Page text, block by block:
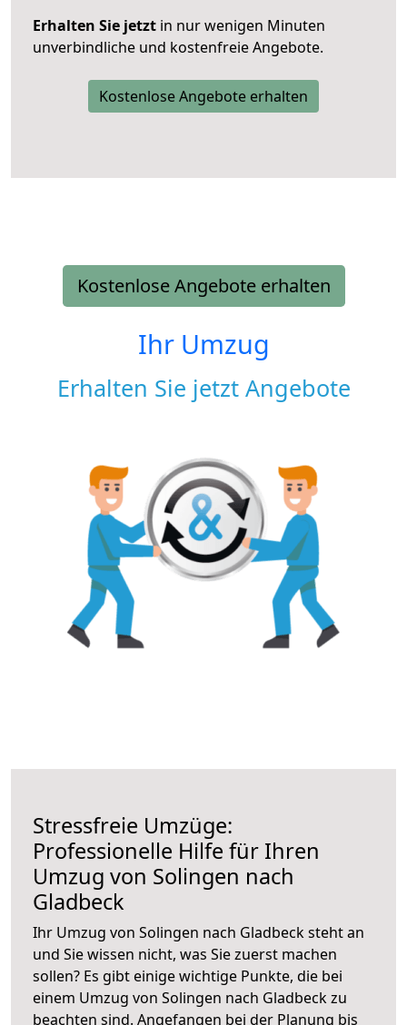
Erhalten Sie jetzt in nur wenigen Minuten
unverbindliche und kostenfreie Angebote.
Kostenlose Angebote erhalten
Kostenlose Angebote erhalten
Ihr Umzug
Erhalten Sie jetzt Angebote
Stressfreie Umzüge:
Professionelle Hilfe für Ihren
Umzug von Solingen nach
Gladbeck
Ihr Umzug von Solingen nach Gladbeck steht an
und Sie wissen nicht, was Sie zuerst machen
sollen? Es gibt einige wichtige Punkte, die bei
einem Umzug von Solingen nach Gladbeck zu
beachten sind. Angefangen bei der Planung bis